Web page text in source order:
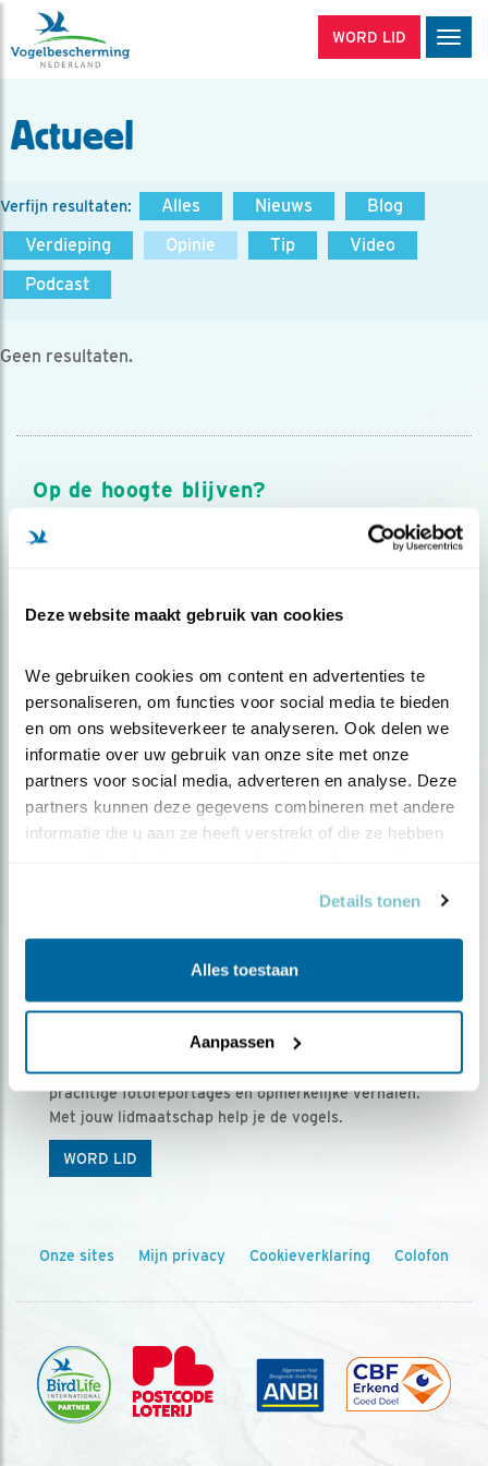
Deze website maakt gebruik van cookies
We gebruiken cookies om content en advertenties te
personaliseren, om functies voor social media te bieden
en om ons websiteverkeer te analyseren. Ook delen we
informatie over uw gebruik van onze site met onze
partners voor social media, adverteren en analyse. Deze
partners kunnen deze gegevens combineren met andere
informatie die u aan ze heeft verstrekt of die ze hebben
Details tonen
Alles toestaan
Aanpassen
WORD LID
Actueel
Verfijn resultaten: Alles Nieuws
Blog
Verdieping
Opinie Tip
Video
Podcast
Geen resultaten.
Op de hoogte blijven?
Meld je aan en ontvang nieuws, inspiratie, acties en tips
over vogels en activiteiten van Vogelbescherming.
Ontvang 5 x Vogels voor € 36,00 per jaar
Vogels is het tijdschrift voor onze leden, met
prachtige fotoreportages en opmerkelijke verhalen.
Met jouw lidmaatschap help je de vogels.
WORD LID
Onze sites Mijn privacy Cookieverklaring Colofon